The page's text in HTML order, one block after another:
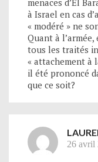
à Israel en cas
« modéré » ne
Quant à
tous les traités
« attachement à
il été prononcé
que ce soit?
26 avril